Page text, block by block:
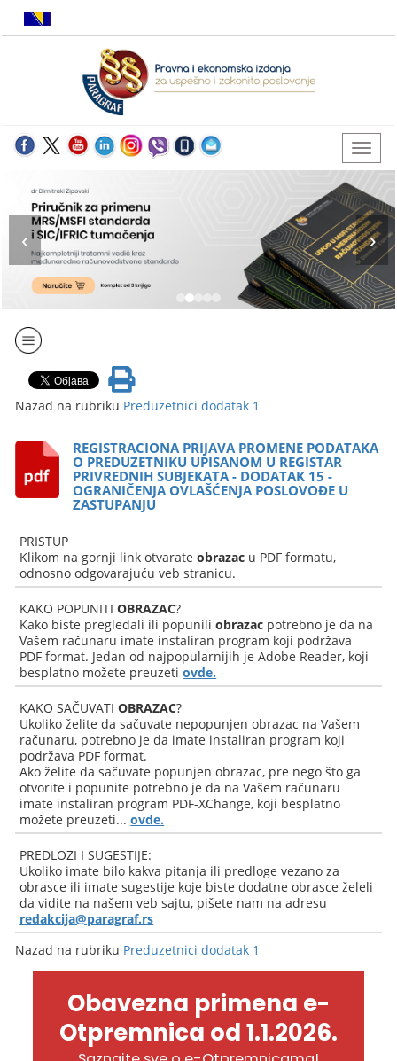
Nazad na rubriku Preduzetnici dodatak 1
REGISTRACIONA PRIJAVA PROMENE PODATAKA
O PREDUZETNIKU UPISANOM U REGISTAR
PRIVREDNIH SUBJEKATA - DODATAK 15 -
OGRANIČENJA OVLAŠĆENJA POSLOVOĐE U
ZASTUPANJU
PRISTUP
Klikom na gornji link otvarateobrazac u PDF formatu,
odnosno odgovarajuću veb stranicu.
KAKO POPUNITIOBRAZAC?
Kako biste pregledali ili popuniliobrazac potrebno je da na
Vašem računaru imate instaliran program koji podržava
PDF format. Jedan od najpopularnijih je Adobe Reader, koji
besplatno možete preuzetiovde.
KAKO SAČUVATIOBRAZAC?
Ukoliko želite da sačuvate nepopunjen obrazac na Vašem
računaru, potrebno je da imate instaliran program koji
podržava PDF format.
Ako želite da sačuvate popunjen obrazac, pre nego što ga
otvorite i popunite potrebno je da na Vašem računaru
imate instaliran program PDF-XChange, koji besplatno
možete preuzeti...ovde.
PREDLOZI I SUGESTIJE:
Ukoliko imate bilo kakva pitanja ili predloge vezano za
obrasce ili imate sugestije koje biste dodatne obrasce želeli
da vidite na našem veb sajtu, pišete nam na adresu
redakcija@paragraf.rs
Nazad na rubriku Preduzetnici dodatak 1
Obavezna primena e-
Otpremnica od 1.1.2026.